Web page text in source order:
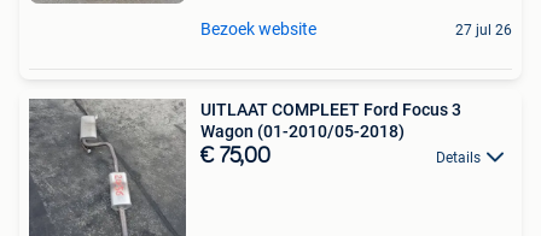
Bezoek website 27 jul 26
UITLAAT COMPLEET Ford Focus 3
Wagon (01-2010/05-2018)
€ 75,00 Details